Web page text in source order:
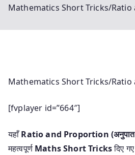
Mathematics Short Tricks/
Mathematics Short Tricks/
[fvplayer id=”664″]
यहाँRatio and Proportion (अनुपात
महत्वपूर्ण Maths Short Tricksदिए